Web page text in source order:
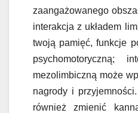
zaangażowanego
interakcja z układem
twoją pamięć, funkcje
psychomotoryczną;
mezolimbiczną może
nagrody i
również zmienić